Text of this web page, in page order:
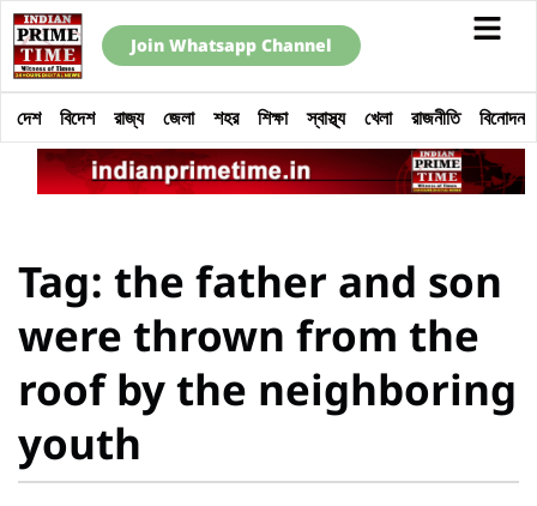
Join Whatsapp Channel
দেশ বিদেশ রাজ্য জেলা শহর শিক্ষা স্বাস্থ্য খেলা রাজনীতি বিনোদন
Tag: the father and son
were thrown from the
roof by the neighboring
youth